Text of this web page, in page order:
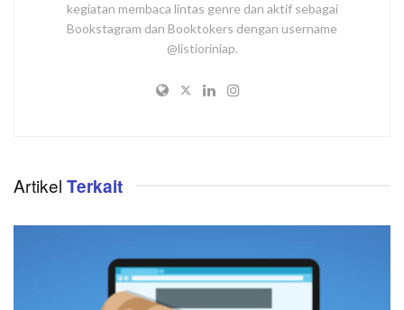
kegiatan membaca lintas genre dan aktif sebagai
Bookstagram dan Booktokers dengan username
@listioriniap.
Artikel Terkait